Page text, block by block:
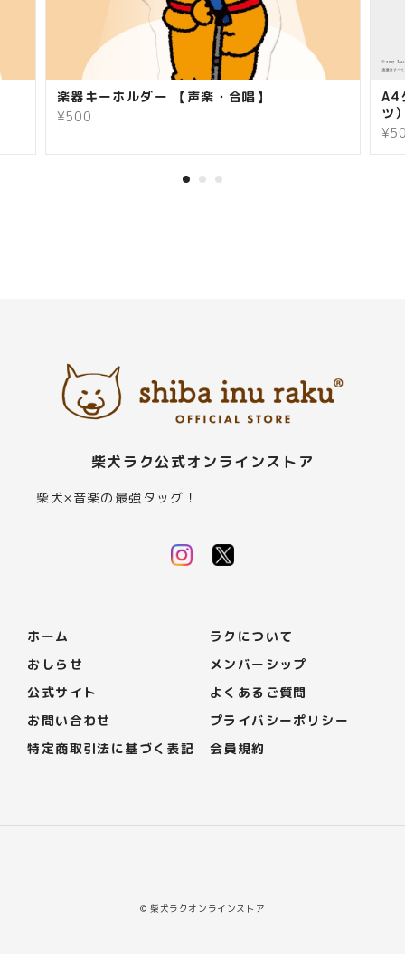
楽器キーホルダー 【声楽・合唱】
¥500
A4
ツ
柴犬ラク公式オンラインストア
柴犬×音楽の最強タッグ！
ホーム ラクについて
おしらせ メンバーシップ
公式サイト よくあるご質問
お問い合わせ プライバシーポリシー
特定商取引法に基づく表記 会員規約
© 柴犬ラクオンラインストア